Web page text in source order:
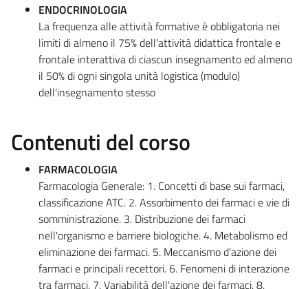
ENDOCRINOLOGIA
La frequenza alle attività formative è obbligatoria nei
limiti di almeno il 75% dell'attività didattica frontale e
frontale interattiva di ciascun insegnamento ed almeno
il 50% di ogni singola unità logistica (modulo)
dell'insegnamento stesso
Contenuti del corso
FARMACOLOGIA
Farmacologia Generale: 1. Concetti di base sui farmaci,
classificazione ATC. 2. Assorbimento dei farmaci e vie di
somministrazione. 3. Distribuzione dei farmaci
nell'organismo e barriere biologiche. 4. Metabolismo ed
eliminazione dei farmaci. 5. Meccanismo d'azione dei
farmaci e principali recettori. 6. Fenomeni di interazione
tra farmaci. 7. Variabilità dell'azione dei farmaci. 8.